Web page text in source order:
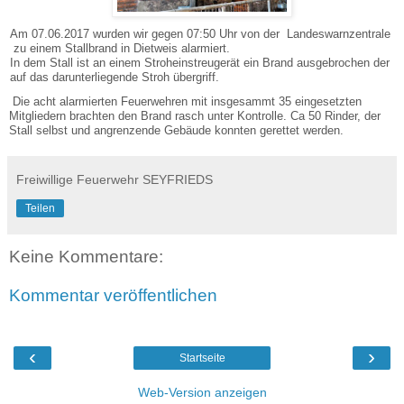
Am 07.06.2017 wurden wir gegen 07:50 Uhr von der Landeswarnzentrale
zu einem Stallbrand in Dietweis alarmiert.
In dem Stall ist an einem Stroheinstreugerät ein Brand ausgebrochen der
auf das darunterliegende Stroh übergriff.
Die acht alarmierten Feuerwehren mit insgesammt 35 eingesetzten
Mitgliedern brachten den Brand rasch unter Kontrolle. Ca 50 Rinder, der
Stall selbst und angrenzende Gebäude konnten gerettet werden.
Freiwillige Feuerwehr SEYFRIEDS
Teilen
Keine Kommentare:
Kommentar veröffentlichen
‹ ›
Startseite
Web-Version anzeigen